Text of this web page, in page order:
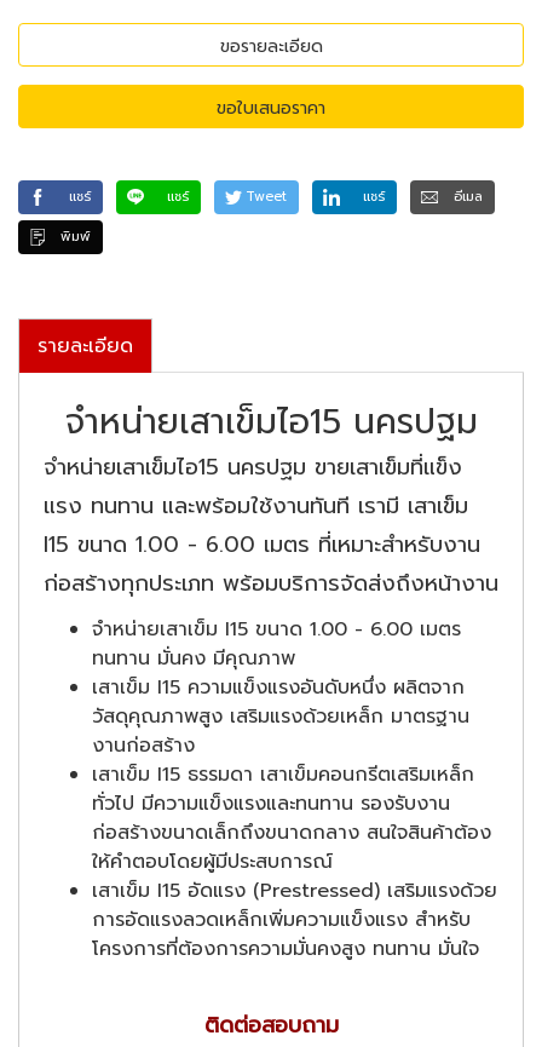
ขอรายละเอียด
ขอใบเสนอราคา
แชร์ แชร์ Tweet แชร์
อีเมล
พิมพ์
รายละเอียด
จำหน่ายเสาเข็มไอ15 นครปฐม
จำหน่ายเสาเข็มไอ15 นครปฐม ขายเสาเข็มที่แข็ง
แรง ทนทาน และพร้อมใช้งานทันที เรามี เสาเข็ม
I15 ขนาด 1.00 - 6.00 เมตร ที่เหมาะสำหรับงาน
ก่อสร้างทุกประเภท พร้อมบริการจัดส่งถึงหน้างาน
จำหน่ายเสาเข็ม I15 ขนาด 1.00 - 6.00 เมตร
ทนทาน มั่นคง มีคุณภาพ
เสาเข็ม I15 ความแข็งแรงอันดับหนึ่ง ผลิตจาก
วัสดุคุณภาพสูง เสริมแรงด้วยเหล็ก มาตรฐาน
งานก่อสร้าง
เสาเข็ม I15 ธรรมดา เสาเข็มคอนกรีตเสริมเหล็ก
ทั่วไป มีความแข็งแรงและทนทาน รองรับงาน
ก่อสร้างขนาดเล็กถึงขนาดกลาง สนใจสินค้าต้อง
ให้คำตอบโดยผู้มีประสบการณ์
เสาเข็ม I15 อัดแรง (Prestressed) เสริมแรงด้วย
การอัดแรงลวดเหล็กเพิ่มความแข็งแรง สำหรับ
โครงการที่ต้องการความมั่นคงสูง ทนทาน มั่นใจ
ติดต่อสอบถาม